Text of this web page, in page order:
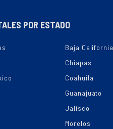
POR ESTADO
Baja California
Chiapas
Coahuila
Guanajuato
Jalisco
Morelos